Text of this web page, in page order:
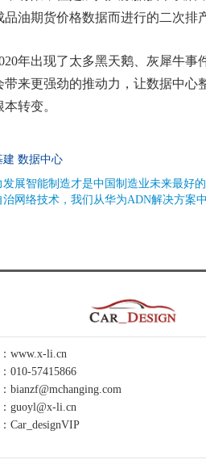
品油期货价格数据而进行的二次排
年出现了太多黑天鹅、灰犀牛事
带来更强劲的推动力，让数据中
转变。
建 数据中心
发展智能制造才是中国制造业未来最好
治网络技术，我们从华为ADN解决方案
www.x-li.cn
010-57415866
bianzf@mchanging.com
guoyl@x-li.cn
Car_designVIP